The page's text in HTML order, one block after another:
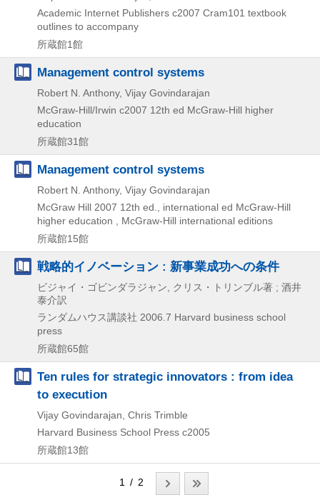
Academic Internet Publishers c2007 Cram101 textbook
outlines to accompany
所蔵館1館
Management control systems
Robert N. Anthony, Vijay Govindarajan
McGraw-Hill/Irwin c2007 12th ed McGraw-Hill higher
education
所蔵館31館
Management control systems
Robert N. Anthony, Vijay Govindarajan
McGraw Hill 2007 12th ed., international ed McGraw-Hill
higher education , McGraw-Hill international editions
所蔵館15館
戦略的イノベーション : 新事業成功への条件
ビジャイ・ゴビンダラジャン, クリス・トリンブル著 ; 酒井
泰介訳
ランダムハウス講談社 2006.7 Harvard business school
press
所蔵館65館
Ten rules for strategic innovators : from idea
to execution
Vijay Govindarajan, Chris Trimble
Harvard Business School Press c2005
所蔵館13館
1 / 2